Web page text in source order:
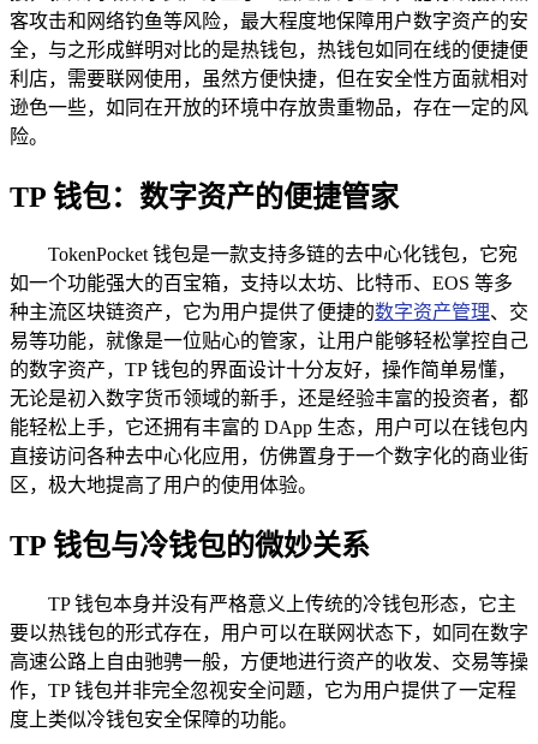
客攻击和网络钓鱼等风险，最大程度地保障用户数字资产的安
全，与之形成鲜明对比的是热钱包，热钱包如同在线的便捷便
利店，需要联网使用，虽然方便快捷，但在安全性方面就相对
逊色一些，如同在开放的环境中存放贵重物品，存在一定的风
险。
TP 钱包：数字资产的便捷管家
TokenPocket 钱包是一款支持多链的去中心化钱包，它宛
如一个功能强大的百宝箱，支持以太坊、比特币、EOS 等多
种主流区块链资产，它为用户提供了便捷的数字资产管理、交
易等功能，就像是一位贴心的管家，让用户能够轻松掌控自己
的数字资产，TP 钱包的界面设计十分友好，操作简单易懂，
无论是初入数字货币领域的新手，还是经验丰富的投资者，都
能轻松上手，它还拥有丰富的 DApp 生态，用户可以在钱包内
直接访问各种去中心化应用，仿佛置身于一个数字化的商业街
区，极大地提高了用户的使用体验。
TP 钱包与冷钱包的微妙关系
TP 钱包本身并没有严格意义上传统的冷钱包形态，它主
要以热钱包的形式存在，用户可以在联网状态下，如同在数字
高速公路上自由驰骋一般，方便地进行资产的收发、交易等操
作，TP 钱包并非完全忽视安全问题，它为用户提供了一定程
度上类似冷钱包安全保障的功能。